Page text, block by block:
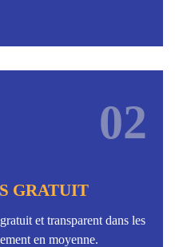
02
GRATUIT
et transparent dans les
en moyenne.